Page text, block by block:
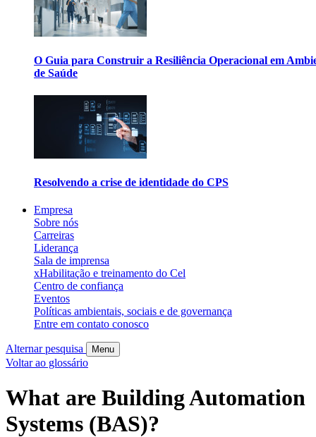
O Guia para Construir a Resiliência Operacional em
de Saúde
Resolvendo a crise de identidade do CPS
Empresa
Sobre nós
Carreiras
Liderança
Sala de imprensa
xHabilitação e treinamento do Cel
Centro de confiança
Eventos
Políticas ambientais, sociais e de governança
Entre em contato conosco
Alternar pesquisa Menu
Voltar ao glossário
What are Building Automation
Systems (BAS)?